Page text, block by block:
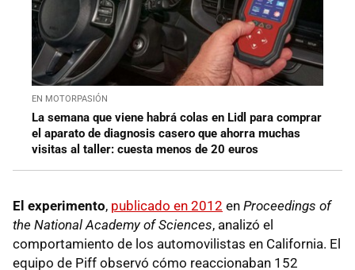
EN MOTORPASIÓN
La semana que viene habrá colas en Lidl para comprar
el aparato de diagnosis casero que ahorra muchas
visitas al taller: cuesta menos de 20 euros
El experimento, publicado en 2012 en Proceedings of
the National Academy of Sciences, analizó el
comportamiento de los automovilistas en California. El
equipo de Piff observó cómo reaccionaban 152